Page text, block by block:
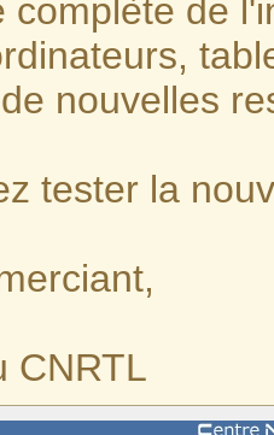
complète de
nouvelles
tester la
CNRTL